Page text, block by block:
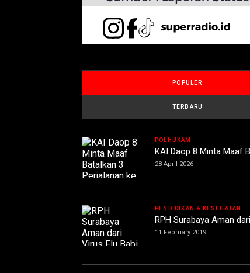
POPULER
TERBARU
POLHUKAM
KAI Daop 8 Minta Maaf
28 April 2026
PENDIDIKAN & KESEHATAN
RPH Surabaya Aman
11 February 2019